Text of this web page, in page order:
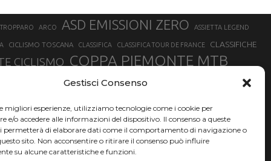
Gestisci Consenso
migliori esperienze, utilizziamo tecnologie come i cookie per
e/o accedere alle informazioni del dispositivo. Il consenso a queste
permetterà di elaborare dati come il comportamento di navigazione o
sito. Non acconsentire o ritirare il consenso può influire
su alcune caratteristiche e funzioni.
ARCO ASD EMISSIONI ZERO ASSIETTA LEGEND
CICLISMO TOSCANA CLASSIFICA CLASSIFICA TOUR DE FRANCE CLASSIFICHE
CICLISMO COPPA PIEMONTE MTB
FABIO ARU FIAB FINALE LIGURE
HERVÉ BARMASSE INSUBRIA BIKE FESTIVAL
LUCA BRAIDOT MARATHON BIKE DELLA BRIANZA
MATHIEU VAN DER POEL